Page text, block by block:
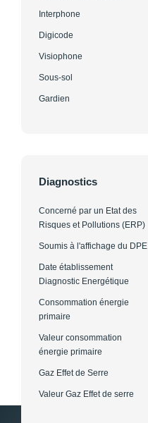
Interphone
Digicode
Visiophone
Sous-sol
Gardien
Diagnostics
Concerné par un Etat des
Risques et Pollutions (ERP)
Soumis à l'affichage du DPE
Date établissement
Diagnostic Energétique
Consommation énergie
primaire
Valeur consommation
énergie primaire
Gaz Effet de Serre
Valeur Gaz Effet de serre